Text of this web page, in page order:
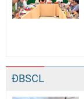
ĐBSCL